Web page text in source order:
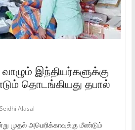
இந்தியர்களுக்கு
தொடங்கியது தபால்
Seidhi Alasal
முதல் அமெரிக்காவுக்கு மீண்டும்